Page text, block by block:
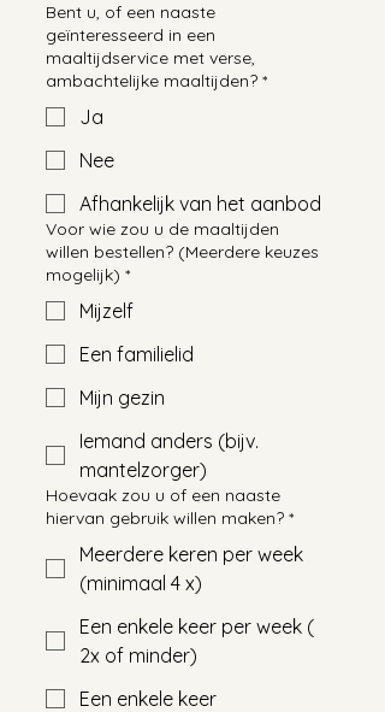
Bent u, of een naaste
geïnteresseerd in een
maaltijdservice met verse,
ambachtelijke maaltijden? *
Ja
Nee
Afhankelijk van het aanbod
Voor wie zou u de maaltijden
willen bestellen? (Meerdere keuzes
mogelijk) *
Mijzelf
Een familielid
Mijn gezin
Iemand anders (bijv.
mantelzorger)
Hoevaak zou u of een naaste
hiervan gebruik willen maken? *
Meerdere keren per week
(minimaal 4 x)
Een enkele keer per week (
2x of minder)
Een enkele keer